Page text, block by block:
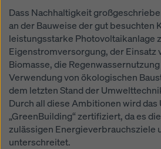
Dass Nachhaltigkeit
an der Bauweise der gut besuchten
leistungsstarke Photovoltaikanlage
Eigenstromversorgung, der Einsatz
Biomasse, die
Verwendung von ökologischen
dem letzten Stand der
Durch all diese Ambitionen wird das
„GreenBuilding“ zertifiziert, da es
zulässigen Energieverbrauchsziele
unterschreitet.